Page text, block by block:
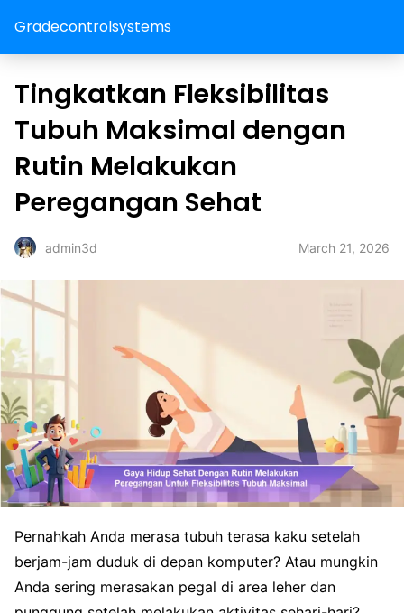
Gradecontrolsystems
Tingkatkan Fleksibilitas
Tubuh Maksimal dengan
Rutin Melakukan
Peregangan Sehat
admin3d March 21, 2026
Pernahkah Anda merasa tubuh terasa kaku setelah
berjam-jam duduk di depan komputer? Atau mungkin
Anda sering merasakan pegal di area leher dan